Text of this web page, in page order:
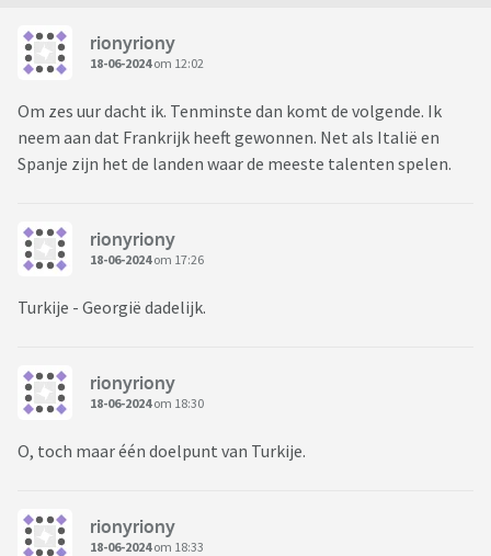
rionyriony
18-06-2024om 12:02
Om zes uur dacht ik. Tenminste dan komt de volgende. Ik
neem aan dat Frankrijk heeft gewonnen. Net als Italië en
Spanje zijn het de landen waar de meeste talenten spelen.
rionyriony
18-06-2024om 17:26
Turkije - Georgië dadelijk.
rionyriony
18-06-2024om 18:30
O, toch maar één doelpunt van Turkije.
rionyriony
18-06-2024om 18:33